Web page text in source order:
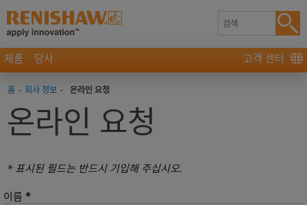
제품 당사 고객 센터
홈 - 회사 정보 - 온라인 요청
온라인 요청
* 표시된 필드는 반드시 기입해 주십시오.
이름 *